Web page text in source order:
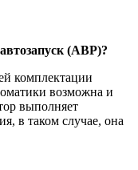
(АВР)?
комплектации
возможна и
выполняет
в таком случае, она